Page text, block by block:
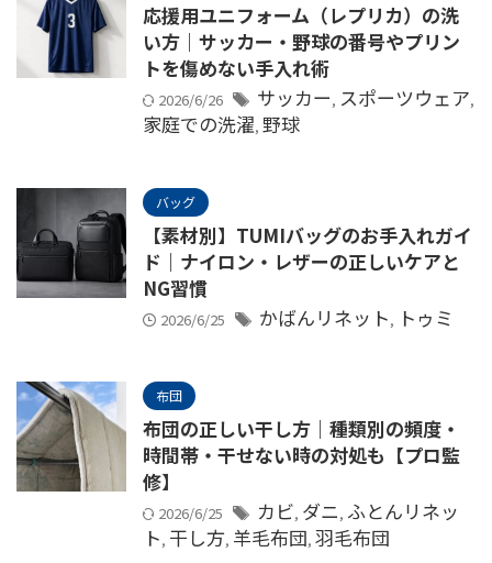
応援用ユニフォーム（レプリカ）の洗
い方｜サッカー・野球の番号やプリン
トを傷めない手入れ術
2026/6/26 サッカー, スポーツウェア,
家庭での洗濯, 野球
バッグ
【素材別】TUMIバッグのお手入れガイ
ド｜ナイロン・レザーの正しいケアと
NG習慣
2026/6/25 かばんリネット, トゥミ
布団
布団の正しい干し方｜種類別の頻度・
時間帯・干せない時の対処も【プロ監
修】
2026/6/25 カビ, ダニ, ふとんリネッ
ト, 干し方, 羊毛布団, 羽毛布団